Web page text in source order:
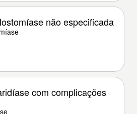
não especificada
com complicações